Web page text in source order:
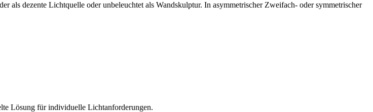
als dezente Lichtquelle oder unbeleuchtet als Wandskulptur. In asymmetrischer Zweifach- oder symmetrischer
Lösung für individuelle Lichtanforderungen.